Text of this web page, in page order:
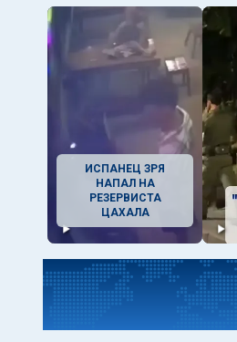
ИСПАНЕЦ ЗРЯ
НАПАЛ НА
РЕЗЕРВИСТА
ЦАХАЛА